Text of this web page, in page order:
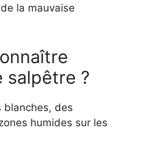
la mauvaise
salpêtre ?
blanches, des
humides sur les